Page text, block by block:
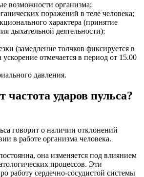
возможности организма;
поражений в теле человека;
характера (принятие
дыхательной деятельности);
(замедление толчков фиксируется в
отмечается в период от 15.00
давления.
частота ударов пульса?
говорит о наличии отклонений
в работе организма человека.
она изменяется под влиянием
процессов. Эти
работу сердечно-сосудистой системы